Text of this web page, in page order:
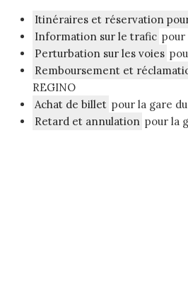
Itinéraires et réservation
Information sur le trafic pour
Perturbation sur les voies
Remboursement et
REGINO
Achat de billet pour la gare
Retard et annulation pour la